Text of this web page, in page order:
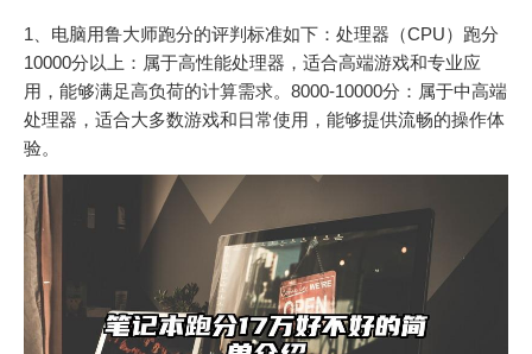
1、电脑用鲁大师跑分的评判标准如下：处理器（CPU）跑分
10000分以上：属于高性能处理器，适合高端游戏和专业应
用，能够满足高负荷的计算需求。8000-10000分：属于中高端
处理器，适合大多数游戏和日常使用，能够提供流畅的操作体
验。